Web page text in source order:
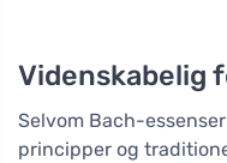
Videnskabelig
Selvom Bach-
principper og